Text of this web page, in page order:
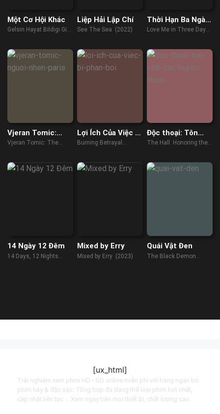
Một Cơ Hội Khác
Gelsin Hayat Bildigi Gibi
(2022)
Liệp Hải Lập Chí
See The Sea (2022)
Thời Hạn Ba Ngày
Để Yêu Anh
Love Me in Three Days
Vjeran Tomic:
Người Nhện Paris
Vjeran Tomic: The
(2023)
Lợi Ích Của Việc Bị
Phản Bội
Burning Betrayal
Độc thoại: Tôn
vinh các huyền
The Hall: Honoring the
(2022)
14 Ngày 12 Đêm
14 Days, 12 Nights
Mixed by Erry
Mixed by Erry (2023)
Quái Vật Đen
The Black Demon